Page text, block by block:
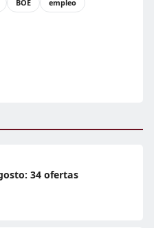
BOE
empleo
34 ofertas